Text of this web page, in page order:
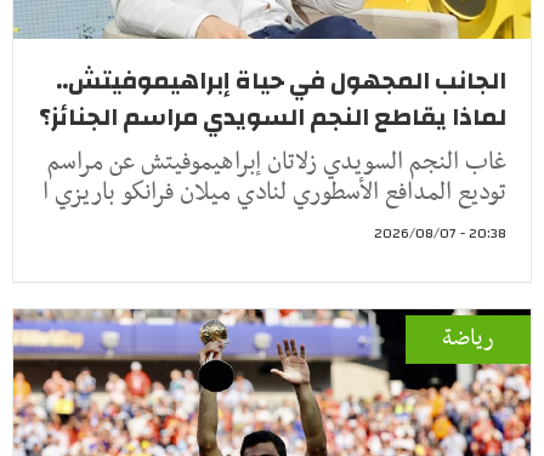
الجانب المجهول في حياة إبراهيموفيتش..
لماذا يقاطع النجم السويدي مراسم الجنائز؟
غاب النجم السويدي زلاتان إبراهيموفيتش عن مراسم
توديع المدافع الأسطوري لنادي ميلان فرانكو باريزي ا
20:38 - 2026/08/07
رياضة